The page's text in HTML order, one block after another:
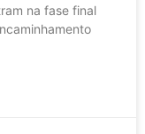
na fase final